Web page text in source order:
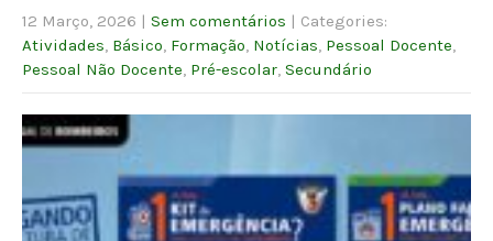
12 Março, 2026 | Sem comentários | Categories:
Atividades Básico Formação Notícias Pessoal Docente
Pessoal Não Docente Pré-escolar Secundário